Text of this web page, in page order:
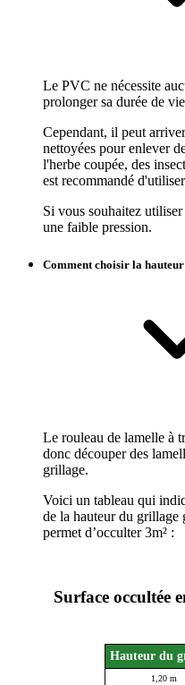
Le PVC ne nécessite
prolonger sa durée de
Cependant, il peut
nettoyées pour enlever
l'herbe coupée, des
est recommandé
Si vous souhaitez
une faible pression.
Comment choisir la
Le rouleau de lamelle à
donc découper des
grillage.
Voici un tableau qui
de la hauteur du grillage
permet d’occulter 3m² :
Surface occultée
Hauteur du
1,20 m